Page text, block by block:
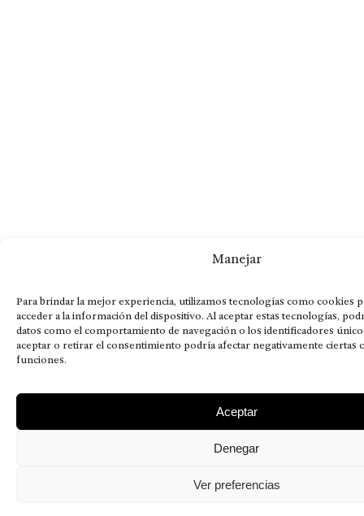
Manejar
Para brindar la mejor experiencia, utilizamos tecnologías como cookies
acceder a la información del dispositivo. Al aceptar estas tecnologías,
datos como el comportamiento de navegación o los identificadores
aceptar o retirar el consentimiento podría afectar negativamente ciertas
funciones.
Aceptar
Denegar
Ver preferencias